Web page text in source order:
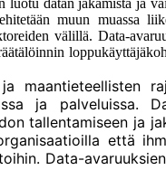
datan jakamista ja
muun muassa
välillä. Data-
maantieteellisten
ja palveluissa.
tallentamiseen ja
että
Data-